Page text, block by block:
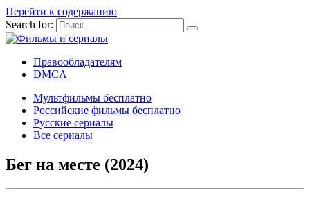
Перейти к содержанию
Search for:
Правообладателям
DMCA
Мультфильмы бесплатно
Российские фильмы бесплатно
Русские сериалы
Все сериалы
Бег на месте (2024)